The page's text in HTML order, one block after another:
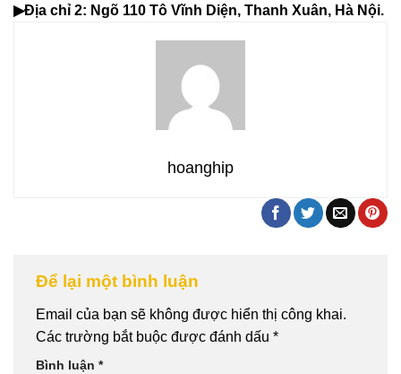
▶Địa chỉ 2: Ngõ 110 Tô Vĩnh Diện, Thanh Xuân, Hà Nội.
hoanghip
Để lại một bình luận
Email của bạn sẽ không được hiển thị công khai.
Các trường bắt buộc được đánh dấu *
Bình luận *